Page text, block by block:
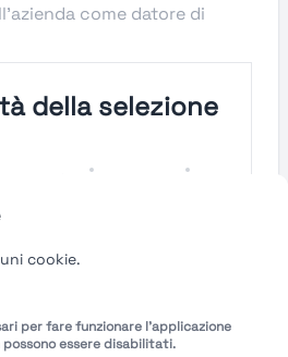
cookie.
per fare funzionare l'applicazione
essere disabilitati.
come datore di
della selezione
processo di
Lungo
Molto